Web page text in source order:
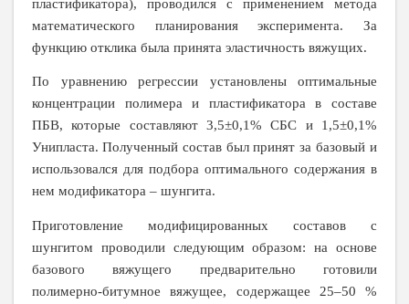
пластификатора), проводился с применением метода
математического планирования эксперимента. За
функцию отклика была принята эластичность вяжущих.
По уравнению регрессии установлены оптимальные
концентрации полимера и пластификатора в составе
ПБВ, которые составляют 3,5±0,1% СБС и 1,5±0,1%
Унипласта. Полученный состав был принят за базовый и
использовался для подбора оптимального содержания в
нем модификатора – шунгита.
Приготовление модифицированных составов с
шунгитом проводили следующим образом: на основе
базового вяжущего предварительно готовили
полимерно-битумное вяжущее, содержащее 25–50 %